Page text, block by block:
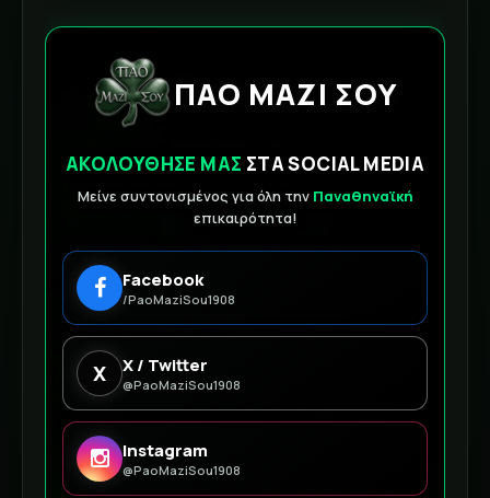
ΠΑΟ ΜΑΖΙ ΣΟΥ
ΑΚΟΛΟΥΘΗΣΕ ΜΑΣ ΣΤΑ SOCIAL MEDIA
Μείνε συντονισμένος για όλη την Παναθηναϊκή
επικαιρότητα!
Facebook
/PaoMaziSou1908
X X / Twitter
@PaoMaziSou1908
Instagram
@PaoMaziSou1908